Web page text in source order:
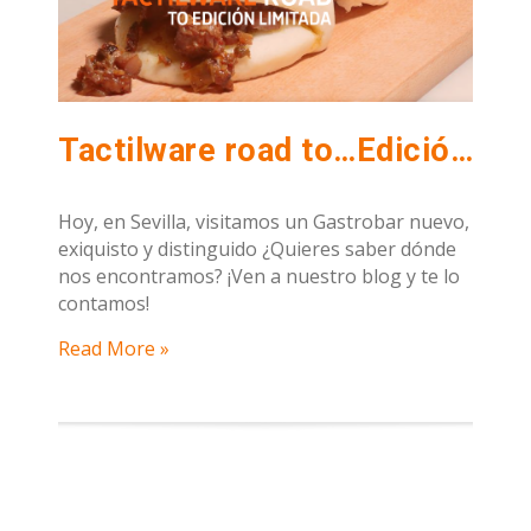
Tactilware road to…Edición Limitada
Hoy, en Sevilla, visitamos un Gastrobar nuevo,
exiquisto y distinguido ¿Quieres saber dónde
nos encontramos? ¡Ven a nuestro blog y te lo
contamos!
Read More »